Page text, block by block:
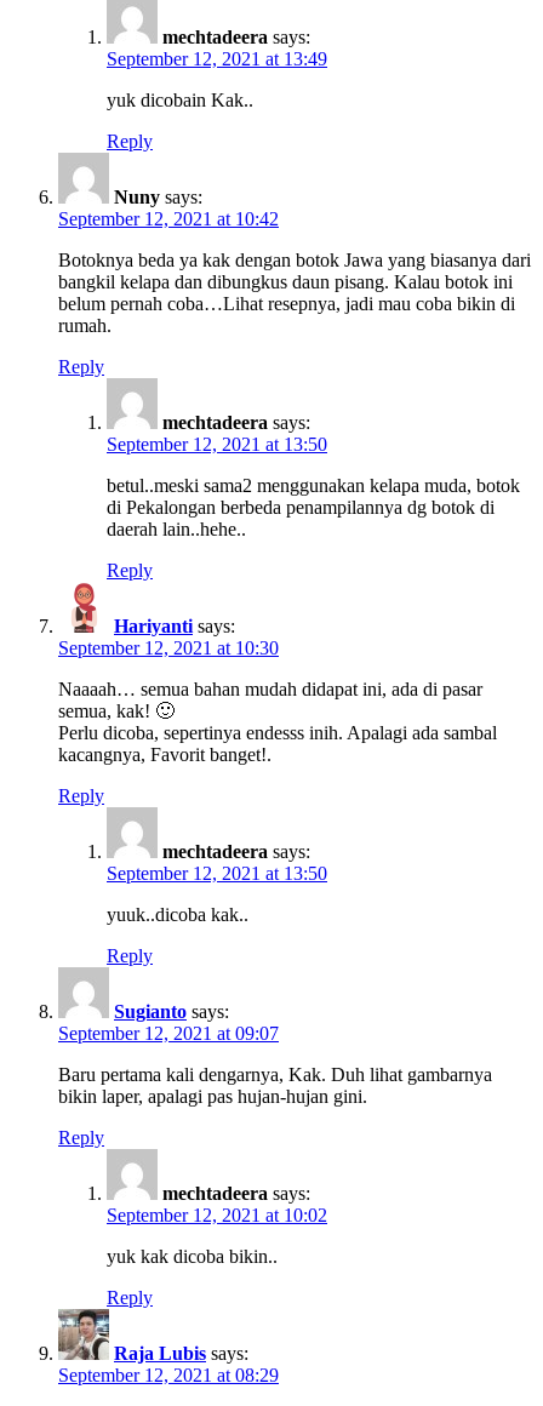
mechtadeera says:
September 12, 2021 at 13:49
yuk dicobain Kak..
Reply
Nuny says:
September 12, 2021 at 10:42
Botoknya beda ya kak dengan botok Jawa yang biasanya dari
bangkil kelapa dan dibungkus daun pisang. Kalau botok ini
belum pernah coba…Lihat resepnya, jadi mau coba bikin di
rumah.
Reply
mechtadeera says:
September 12, 2021 at 13:50
betul..meski sama2 menggunakan kelapa muda, botok
di Pekalongan berbeda penampilannya dg botok di
daerah lain..hehe..
Reply
Hariyanti says:
September 12, 2021 at 10:30
Naaaah… semua bahan mudah didapat ini, ada di pasar
semua, kak! 🙂
Perlu dicoba, sepertinya endesss inih. Apalagi ada sambal
kacangnya, Favorit banget!.
Reply
mechtadeera says:
September 12, 2021 at 13:50
yuuk..dicoba kak..
Reply
Sugianto says:
September 12, 2021 at 09:07
Baru pertama kali dengarnya, Kak. Duh lihat gambarnya
bikin laper, apalagi pas hujan-hujan gini.
Reply
mechtadeera says:
September 12, 2021 at 10:02
yuk kak dicoba bikin..
Reply
Raja Lubis says:
September 12, 2021 at 08:29